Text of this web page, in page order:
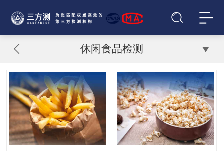
休闲食品检测